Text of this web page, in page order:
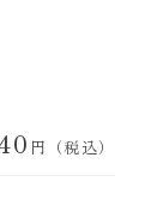
円（税込）